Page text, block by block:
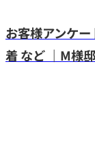
お客様アンケ
着 など ｜M様邸